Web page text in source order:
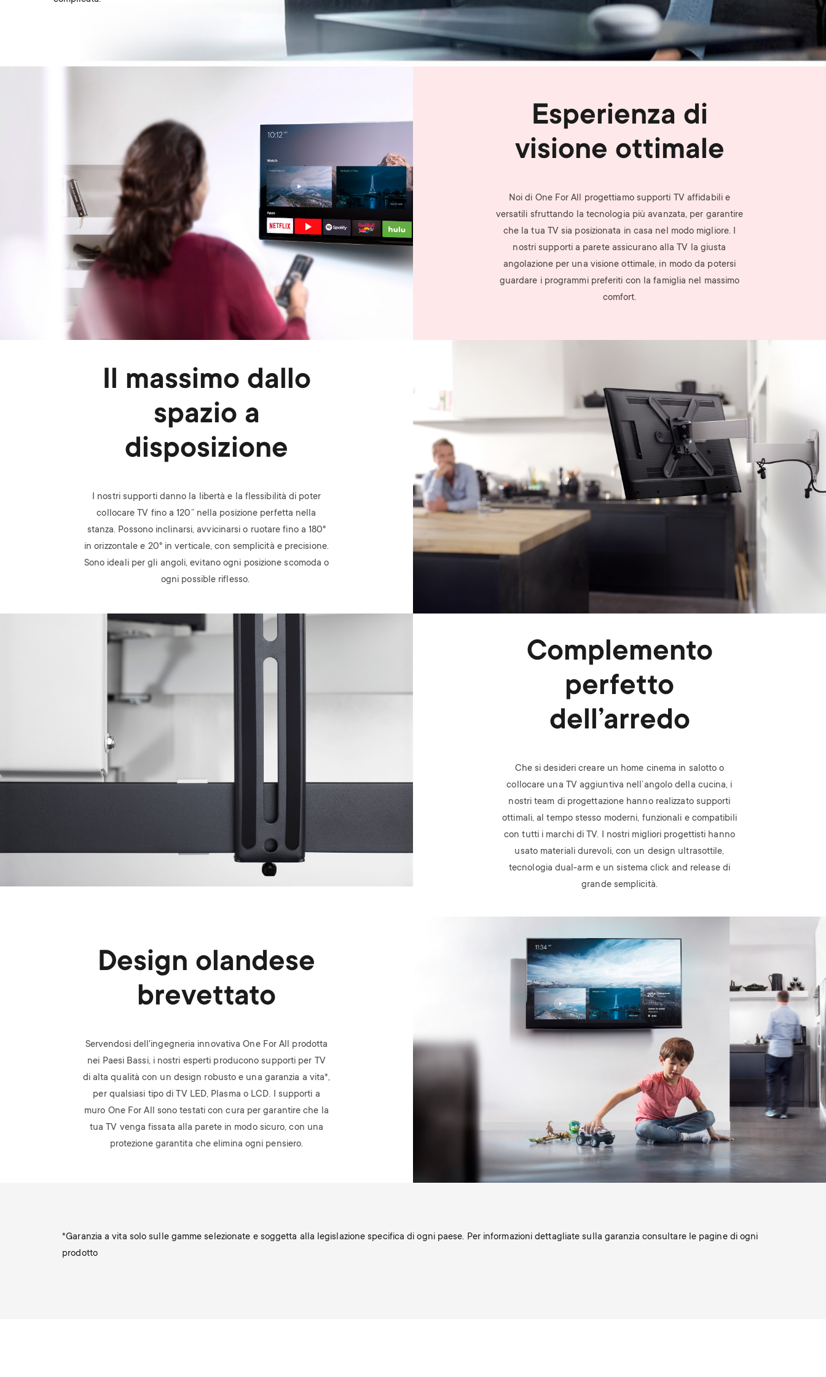
n
u
u
Esperienza di
visione ottimale
Noi di One For All progettiamo supporti TV affidabili e
versatili sfruttando la tecnologia più avanzata, per garantire
che la tua TV sia posizionata in casa nel modo migliore. I
nostri supporti a parete assicurano alla TV la giusta
angolazione per una visione ottimale, in modo da potersi
guardare i programmi preferiti con la famiglia nel massimo
comfort.
Il massimo dallo
spazio a
disposizione
I nostri supporti danno la libertà e la flessibilità di poter
collocare TV fino a 120” nella posizione perfetta nella
stanza. Possono inclinarsi, avvicinarsi o ruotare fino a 180°
in orizzontale e 20° in verticale, con semplicità e precisione.
Sono ideali per gli angoli, evitano ogni posizione scomoda o
ogni possible riflesso.
Complemento
perfetto
dell’arredo
Che si desideri creare un home cinema in salotto o
collocare una TV aggiuntiva nell’angolo della cucina, i
nostri team di progettazione hanno realizzato supporti
ottimali, al tempo stesso moderni, funzionali e compatibili
con tutti i marchi di TV. I nostri migliori progettisti hanno
usato materiali durevoli, con un design ultrasottile,
tecnologia dual-arm e un sistema click and release di
grande semplicità.
Design olandese
brevettato
Servendosi dell'ingegneria innovativa One For All prodotta
nei Paesi Bassi, i nostri esperti producono supporti per TV
di alta qualità con un design robusto e una garanzia a vita*,
per qualsiasi tipo di TV LED, Plasma o LCD. I supporti a
muro One For All sono testati con cura per garantire che la
tua TV venga fissata alla parete in modo sicuro, con una
protezione garantita che elimina ogni pensiero.
*Garanzia a vita solo sulle gamme selezionate e soggetta alla legislazione specifica di ogni paese. Per informazioni dettagliate sulla garanzia consultare le pagine di ogni
prodotto